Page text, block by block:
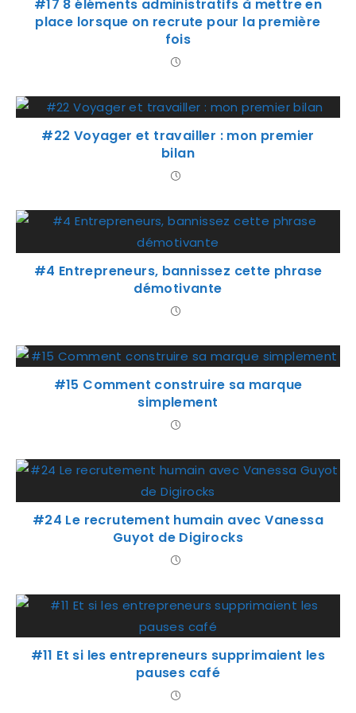
#17 8 éléments administratifs à mettre en
place lorsque on recrute pour la première
fois
#22 Voyager et travailler : mon premier
bilan
#4 Entrepreneurs, bannissez cette phrase
démotivante
#15 Comment construire sa marque
simplement
#24 Le recrutement humain avec Vanessa
Guyot de Digirocks
#11 Et si les entrepreneurs supprimaient les
pauses café